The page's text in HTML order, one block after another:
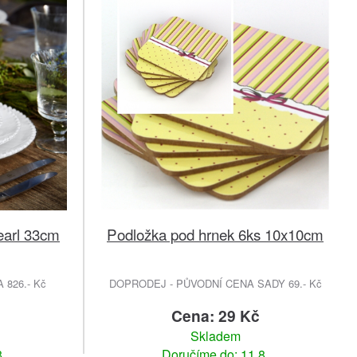
33cm
826.- Kč
Podložka pod hrnek 6ks 10x10cm
DOPRODEJ - PŮVODNÍ CENA SADY 69.- Kč
Cena: 29 Kč
Skladem